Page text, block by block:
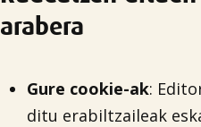
arabera
Gure cookie-ak:
ditu erabiltzaileak